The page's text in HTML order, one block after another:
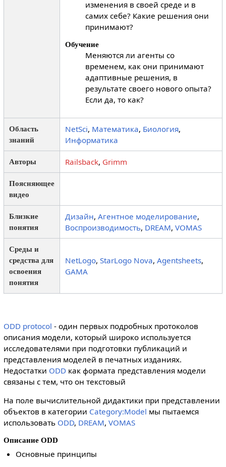
изменения в своей среде и в
самих себе? Какие решения они
принимают?
Обучение
Меняются ли агенты со
временем, как они принимают
адаптивные решения, в
результате своего нового опыта?
Если да, то как?
Область
знаний
NetSci, Математика, Биология,
Информатика
Авторы Railsback, Grimm
Поясняющее
видео
Близкие
понятия
Дизайн, Агентное моделирование,
Воспроизводимость, DREAM, VOMAS
Среды и
средства для
освоения
понятия
NetLogo, StarLogo Nova, Agentsheets,
GAMA
ODD protocol - один первых подробных протоколов
описания модели, который широко используется
исследователями при подготовки публикаций и
представления моделей в печатных изданиях.
Недостатки ODD как формата представления модели
связаны с тем, что он текстовый
На поле вычислительной дидактики при представлении
объектов в категории Category:Model мы пытаемся
использовать ODD, DREAM, VOMAS
Описание ODD
Основные принципы